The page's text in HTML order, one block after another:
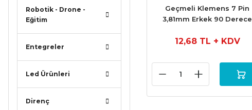
Robotik - Drone -
Eğitim
Entegreler
Led Ürünleri
Direnç
Geçmeli Klemens 7 Pin
3,81mm Erkek 90 Derece
12,68 TL + KDV